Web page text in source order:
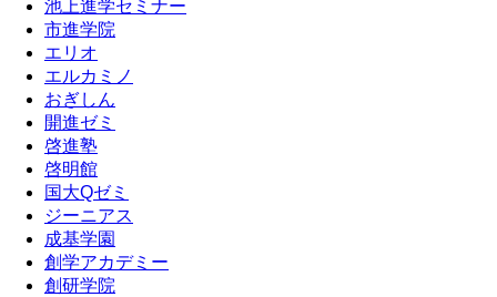
池上進学セミナー
市進学院
エリオ
エルカミノ
おぎしん
開進ゼミ
啓進塾
啓明館
国大Qゼミ
ジーニアス
成基学園
創学アカデミー
創研学院